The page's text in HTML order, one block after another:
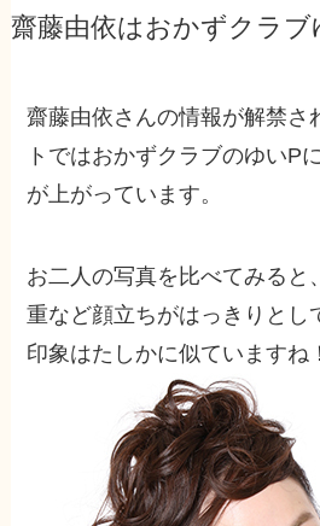
齋藤由依はおかずクラブ
齋藤由依さんの情報が解禁さ
トではおかずクラブのゆいP
が上がっています。
お二人の写真を比べてみると
重など顔立ちがはっきりとし
印象はたしかに似ていますね！